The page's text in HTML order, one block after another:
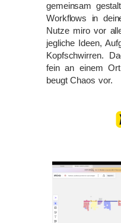
gemeinsam
Workflows in
Nutze miro vor
jegliche Ideen,
Kopfschwirren.
fein an einem
beugt Chaos vor.